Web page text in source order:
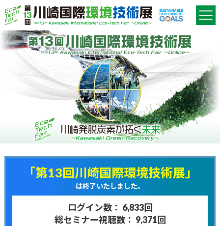
「第13回川崎国際環境技術展」
は終了いたしました。
ログイン数： 6,833回
総セミナー視聴数： 9,371回